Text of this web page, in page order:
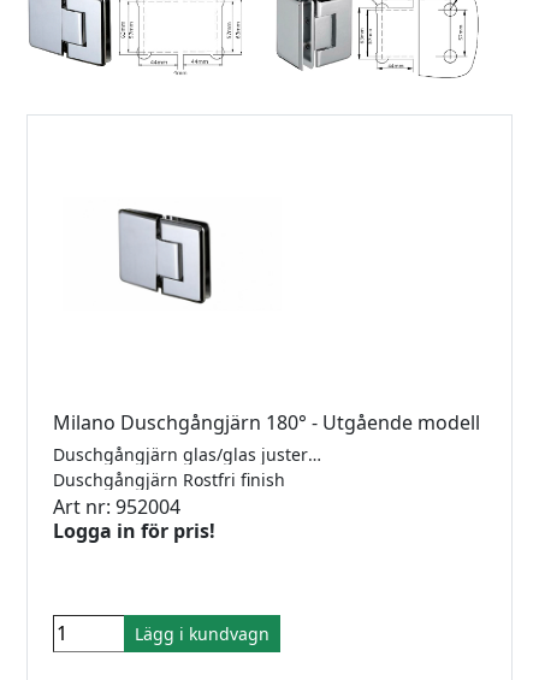
Milano Duschgångjärn 180° - Utgående modell
Duschgångjärn glas/glas justerbara med rundad och fasad kant. Mässing gångjärn till 6-12mm´s glas. självstängande från 15°. Justerbar vinkel. Max 40kg/par.
Duschgångjärn Rostfri finish
Art nr: 952004
Logga in för pris!
Lägg i kundvagn